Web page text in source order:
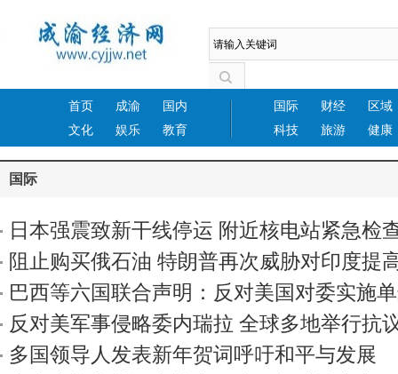
首页 成渝
国内
文化
娱乐 教育
国际 财经
区域
科技
旅游 健康
国际
日本强震致新干线停运 附近核电站紧急检
阻止购买俄石油 特朗普再次威胁对印度提
巴西等六国联合声明：反对美国对委实施
反对美军事侵略委内瑞拉 全球多地举行抗
多国领导人发表新年贺词呼吁和平与发展